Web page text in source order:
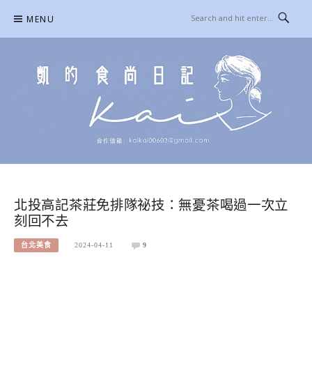
content
MENU
北投高記茶莊免排隊祕技：無憂茶喝過一次立
刻回不去
台北美食 2024-04-11 9